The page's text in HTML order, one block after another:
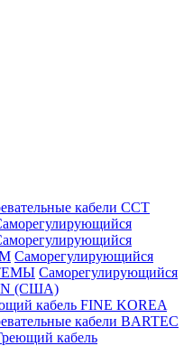
кабели ССТ
Саморегулирующийся
Саморегулирующийся
(США)
кабель FINE KOREA
кабели BARTEC
кабель